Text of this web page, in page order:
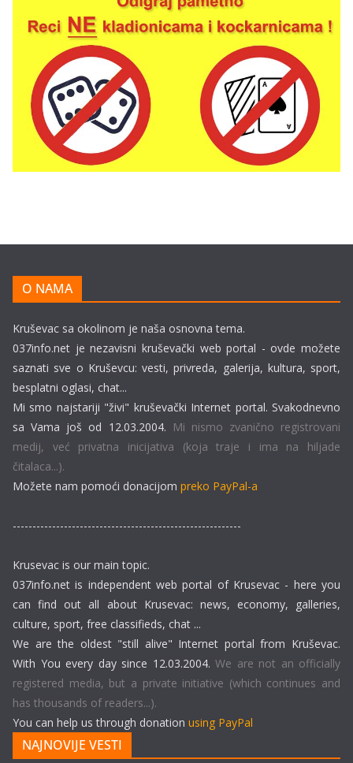
O NAMA
Kruševac sa okolinom je naša osnovna tema.
037info.net je nezavisni kruševački web portal - ovde možete
saznati sve o Kruševcu: vesti, privreda, galerija, kultura, sport,
besplatni oglasi, chat...
Mi smo najstariji "živi" kruševački Internet portal. Svakodnevno
sa Vama još od 12.03.2004. Mi nismo zvanično registrovani
medij, već privatna inicijativa (koja traje i ima na hiljade
čitalaca...).
Možete nam pomoći donacijom preko PayPal-a
----------------------------------------------------------
Krusevac is our main topic.
037info.net is independent web portal of Krusevac - here you
can find out all about Krusevac: news, economy, galleries,
culture, sport, free classifieds, chat ...
We are the oldest "still alive" Internet portal from Kruševac.
With You every day since 12.03.2004. We are not an officially
registered media, but a private initiative (which continues and
has thousands of readers...).
You can help us through donation using PayPal
NAJNOVIJE VESTI